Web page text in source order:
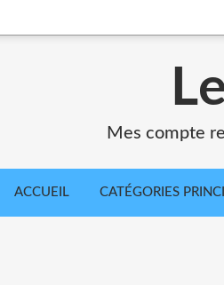
Mes compte
ACCUEIL CATÉGORIES